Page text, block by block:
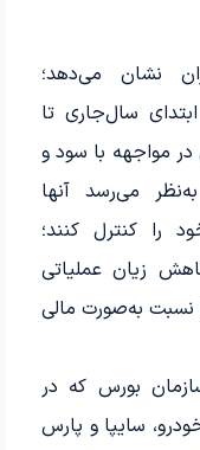
نشان می‌دهد؛
سال‌جاری تا
در مواجهه با سود و
می‌رسد آنها
را کنترل کنند؛
زیان عملیاتی
نسبت به‌صورت مالی
بورس که در
سایپا و پارس‌